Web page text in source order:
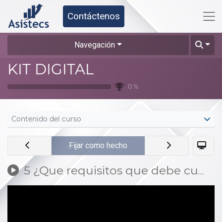
Contáctenos
Navegación
KIT DIGITAL
0 %
Contenido del curso
5 ¿Que requisitos que debe cumplir una empresa para ser beneficiaria?
Fijar como hecho